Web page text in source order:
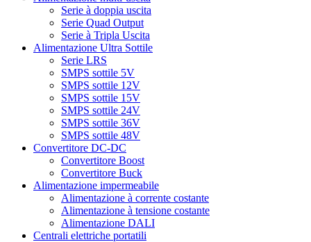
Serie à doppia uscita
Serie Quad Output
Serie à Tripla Uscita
Alimentazione Ultra Sottile
Serie LRS
SMPS sottile 5V
SMPS sottile 12V
SMPS sottile 15V
SMPS sottile 24V
SMPS sottile 36V
SMPS sottile 48V
Convertitore DC-DC
Convertitore Boost
Convertitore Buck
Alimentazione impermeabile
Alimentazione à corrente costante
Alimentazione à tensione costante
Alimentazione DALI
Centrali elettriche portatili